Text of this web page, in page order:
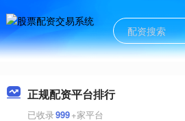
正规配资平台排行
已收录999+家平台